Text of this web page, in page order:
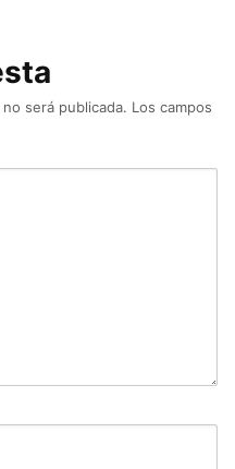
será publicada. Los campos